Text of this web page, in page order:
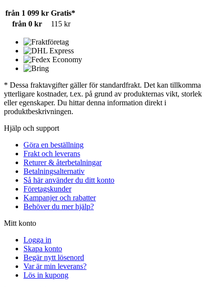
från 1 099 kr Gratis*
från 0 kr
115 kr
* Dessa fraktavgifter gäller för standardfrakt. Det kan tillkomma
ytterligare kostnader, t.ex. på grund av produkternas vikt, storlek
eller egenskaper. Du hittar denna information direkt i
produktbeskrivningen.
Hjälp och support
Göra en beställning
Frakt och leverans
Returer & återbetalningar
Betalningsalternativ
Så här använder du ditt konto
Företagskunder
Kampanjer och rabatter
Behöver du mer hjälp?
Mitt konto
Logga in
Skapa konto
Begär nytt lösenord
Var är min leverans?
Lös in kupong